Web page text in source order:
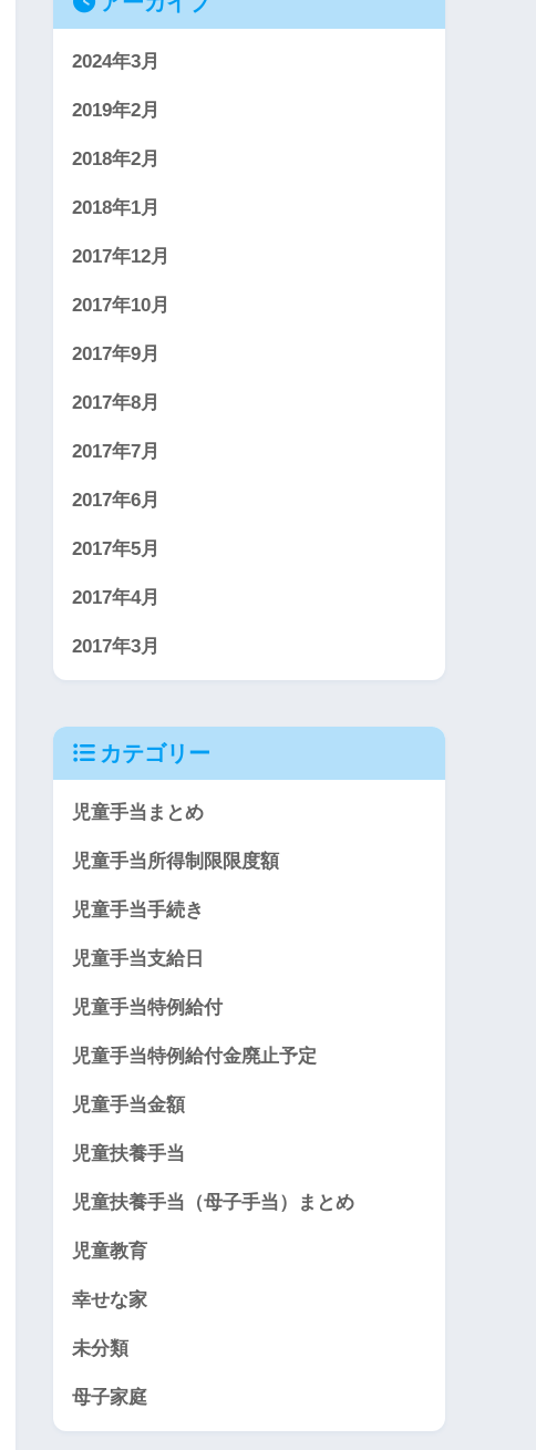
2024年3月
2019年2月
2018年2月
2018年1月
2017年12月
2017年10月
2017年9月
2017年8月
2017年7月
2017年6月
2017年5月
2017年4月
2017年3月
カテゴリー
児童手当まとめ
児童手当所得制限限度額
児童手当手続き
児童手当支給日
児童手当特例給付
児童手当特例給付金廃止予定
児童手当金額
児童扶養手当
児童扶養手当（母子手当）まとめ
児童教育
幸せな家
未分類
母子家庭